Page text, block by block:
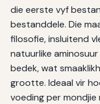
die eerste vyf
bestanddele. Die
filosofie, insluitend
natuurlike
bedek, wat
grootte. Ideaal vir
voeding per mondjie